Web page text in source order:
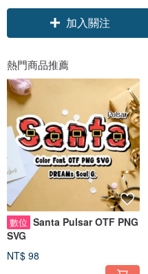
加入關注
熱門商品推薦
數位 Santa Pulsar OTF PNG
SVG
NT$ 98